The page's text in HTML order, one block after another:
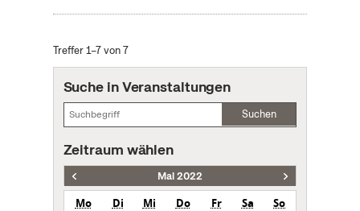
Treffer 1–7 von 7
Suche in Veranstaltungen
Suchen
Zeitraum wählen
Mai 2022
Mo Di Mi Do Fr Sa
So